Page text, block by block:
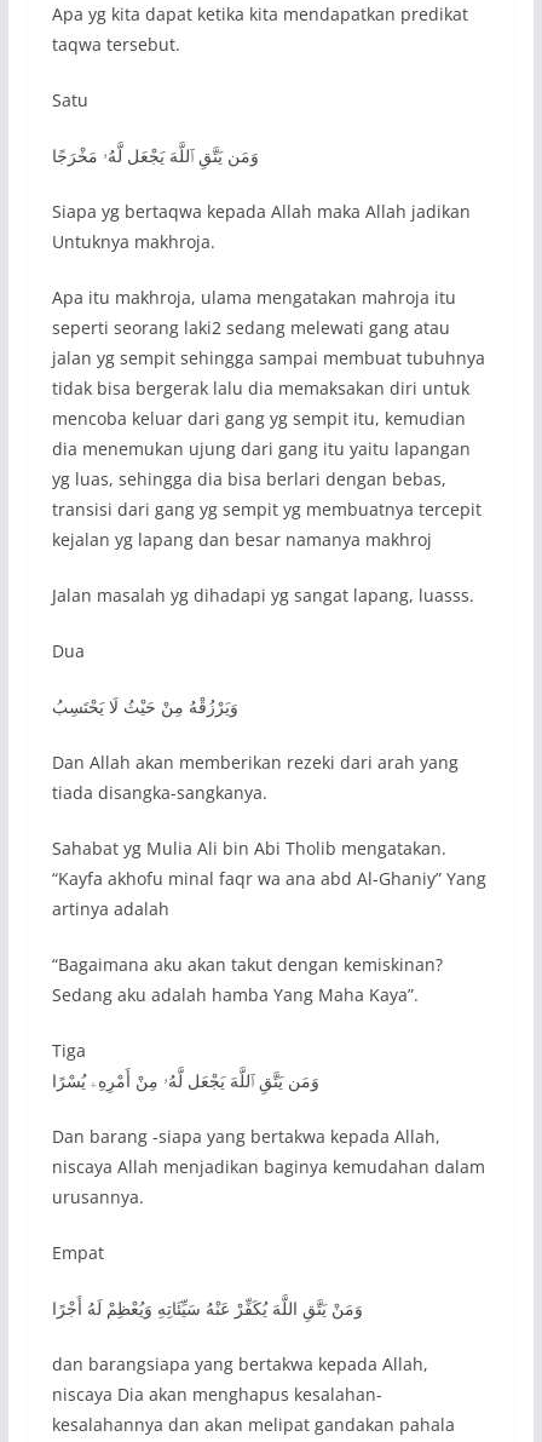
Apa yg kita dapat ketika kita mendapatkan predikat
taqwa tersebut.
Satu
وَمَن يَتَّقِ ٱللَّهَ يَجْعَل لَّهُۥ مَخْرَجًا
Siapa yg bertaqwa kepada Allah maka Allah jadikan
Untuknya makhroja.
Apa itu makhroja, ulama mengatakan mahroja itu
seperti seorang laki2 sedang melewati gang atau
jalan yg sempit sehingga sampai membuat tubuhnya
tidak bisa bergerak lalu dia memaksakan diri untuk
mencoba keluar dari gang yg sempit itu, kemudian
dia menemukan ujung dari gang itu yaitu lapangan
yg luas, sehingga dia bisa berlari dengan bebas,
transisi dari gang yg sempit yg membuatnya tercepit
kejalan yg lapang dan besar namanya makhroj
Jalan masalah yg dihadapi yg sangat lapang, luasss.
Dua
وَيَرْزُقْهُ مِنْ حَيْثُ لَا يَحْتَسِبُ
Dan Allah akan memberikan rezeki dari arah yang
tiada disangka-sangkanya.
Sahabat yg Mulia Ali bin Abi Tholib mengatakan.
“Kayfa akhofu minal faqr wa ana abd Al-Ghaniy” Yang
artinya adalah
“Bagaimana aku akan takut dengan kemiskinan?
Sedang aku adalah hamba Yang Maha Kaya”.
Tiga
وَمَن يَتَّقِ ٱللَّهَ يَجْعَل لَّهُۥ مِنْ أَمْرِهِۦ يُسْرًا
Dan barang -siapa yang bertakwa kepada Allah,
niscaya Allah menjadikan baginya kemudahan dalam
urusannya.
Empat
وَمَنْ يَتَّقِ اللَّهَ يُكَفِّرْ عَنْهُ سَيِّئَاتِهِ وَيُعْظِمْ لَهُ أَجْرًا
dan barangsiapa yang bertakwa kepada Allah,
niscaya Dia akan menghapus kesalahan-
kesalahannya dan akan melipat gandakan pahala